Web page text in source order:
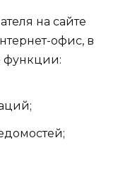
на сайте
офис, в
функции: